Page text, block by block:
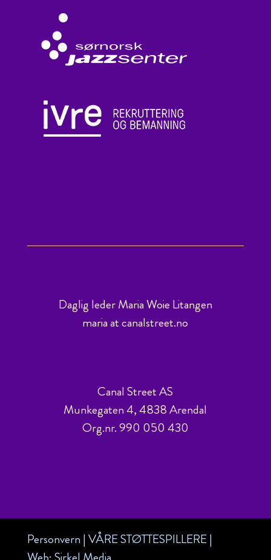
Daglig leder Maria Woie Litangen
maria at canalstreet.no
Canal Street AS
Munkegaten 4, 4838 Arendal
Org.nr. 990 050 430
Personvern|VÅRE STØTTESPILLERE|